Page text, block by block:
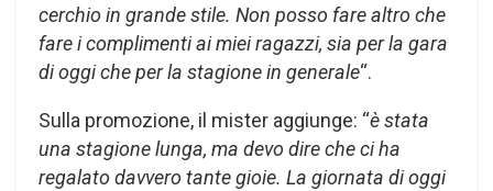
cerchio in grande stile. Non posso fare altro che
fare i complimenti ai miei ragazzi, sia per la gara
di oggi che per la stagione in generale“.
Sulla promozione, il mister aggiunge: “è stata
una stagione lunga, ma devo dire che ci ha
regalato davvero tante gioie. La giornata di oggi